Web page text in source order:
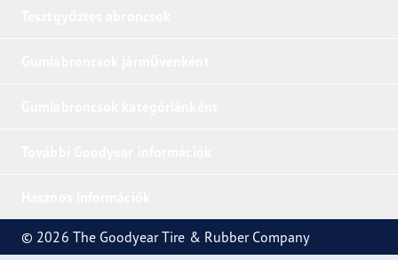
© 2026 The Goodyear Tire & Rubber Company